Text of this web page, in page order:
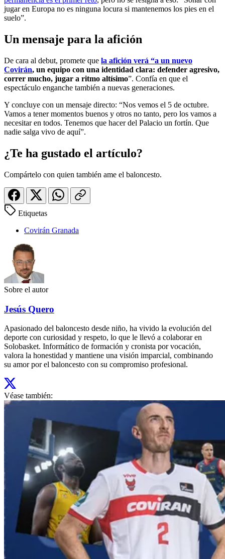
jugar en Europa no es ninguna locura si mantenemos los pies en el
suelo”.
Un mensaje para la afición
De cara al debut, promete que la afición verá “a un nuevo
Covirán, un equipo con una identidad clara: defender agresivo,
correr mucho, jugar a ritmo altísimo”. Confía en que el
espectáculo enganche también a nuevas generaciones.
Y concluye con un mensaje directo: “Nos vemos el 5 de octubre.
Vamos a tener momentos buenos y otros no tanto, pero los vamos a
necesitar en todos. Tenemos que hacer del Palacio un fortín. Que
nadie salga vivo de aquí”.
¿Te ha gustado el artículo?
Compártelo con quien también ame el baloncesto.
Etiquetas
Covirán Granada
Sobre el autor
Jesús Quero
Apasionado del baloncesto desde niño, ha vivido la evolución del
deporte con curiosidad y respeto, lo que le llevó a colaborar en
Solobasket. Informático de formación y cronista por vocación,
valora la honestidad y mantiene una visión imparcial, combinando
su amor por el baloncesto con su compromiso profesional.
Véase también: